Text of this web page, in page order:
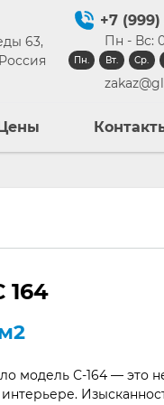
63,
+7
Пн - Вс:
Пн. Вт. Ср.
164
модель С-164 — это